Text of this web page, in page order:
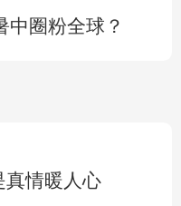
中圈粉全球？
真情暖人心